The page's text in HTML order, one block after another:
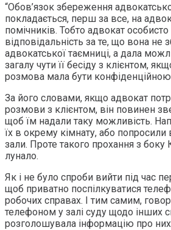
“Обов’язок збереження
покладається, перш за все, на
помічників. Тобто адвокат
відповідальність за те, що вона не
адвокатської таємниці, а дала
загалу чути її бесіду з клієнтом,
розмова мала бути
За його словами, якщо адвокат
розмови з клієнтом, він повинен
щоб їм надали таку можливість.
їх в окрему кімнату, або попросили
зали. Проте такого прохання з боку
лунало.
Як і не було спроби вийти під час
щоб приватно поспілкуватися
робочих справах. І тим самим,
телефоном у залі суду щодо інших
розголошувала інформацію про